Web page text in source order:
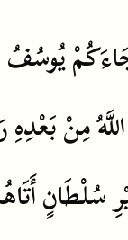
يُوسُفُ
اللَّهُمِنْبَعْدِهِ
سُلْطَانٍ